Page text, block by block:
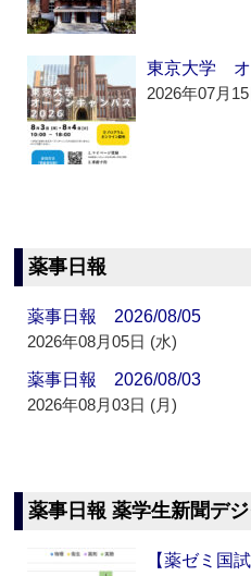
東京大学
2026年07月
薬事日報
薬事日報 2026/08/05
2026年08月05日 (水)
薬事日報 2026/08/03
2026年08月03日 (月)
薬事日報 薬学生新聞デ
【薬ゼミ国